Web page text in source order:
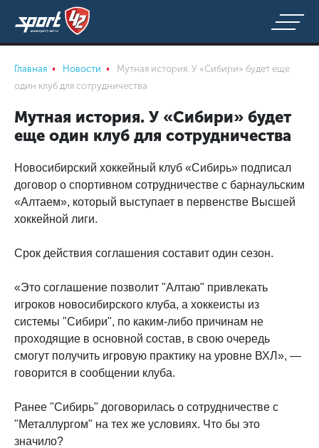
Главная Новости
Мутная история. У «Сибири» будет еще
один клуб для сотрудничества
Мутная история. У «Сибири» будет
еще один клуб для сотрудничества
Новосибирский хоккейный клуб «Сибирь» подписал
договор о спортивном сотрудничестве с барнаульским
«Алтаем», который выступает в первенстве Высшей
хоккейной лиги.
Срок действия соглашения составит один сезон.
«Это соглашение позволит "Алтаю" привлекать
игроков новосибирского клуба, а хоккеисты из
системы "Сибири", по каким-либо причинам не
проходящие в основной состав, в свою очередь
смогут получить игровую практику на уровне ВХЛ», —
говорится в сообщении клуба.
Ранее "Сибирь" договорилась о сотрудничестве с
"Металлургом" на тех же условиях. Что бы это
значило?